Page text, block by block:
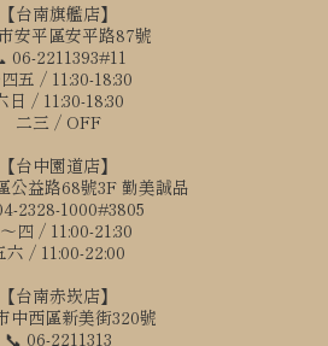
【台南旗艦店】
安平區安平路87號
06-2211393#11
五 / 11:30-18:30
日 / 11:30-18:30
二三 / OFF
【台中園道店】
公益路68號3F 勤美誠品
2328-1000#3805
四 / 11:00-21:30
六 / 11:00-22:00
【台南赤崁店】
中西區新美街320號
📞 06-2211313